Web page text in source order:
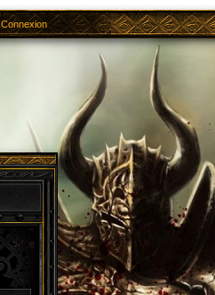
Connexion